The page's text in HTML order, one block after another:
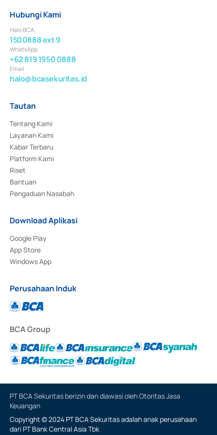
Hubungi Kami
Halo BCA
1500888 ext 9
WhatsApp
+62 819 1950 0888
Email
halo@bcasekuritas.id
Tautan
Tentang Kami
Layanan Kami
Kabar Terbaru
Platform Kami
Riset
Bantuan
Pengaduan Nasabah
Download Aplikasi
Google Play
App Store
Windows App
Perusahaan Induk
BCA Group
PT BCA Sekuritas berizin dan diawasi oleh Otoritas Jasa
Keuangan
Copyright © 2024 PT BCA Sekuritas adalah anak perusahaan
dari PT Bank Central Asia Tbk